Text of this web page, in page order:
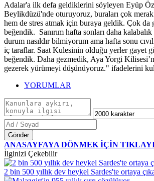
Adalar'a ilk defa geldiklerini söyleyen Eyüp
Beylikdüzü'nde oturuyoruz, buraları çok
hem de stres atmak için buraya geldik. Çok da
beğendik. Sanırım hafta sonları daha
durum nasıldır bilmiyorum ama hafta sonu
iç taraflar. Saat Kulesinin olduğu yerler gayet
beğendik. Daha gezmedik, Aya Yorgi
gezerek yürümeyi düşünüyoruz." ifadelerini
YORUMLAR
Gönder
ANASAYFAYA DÖNMEK İÇİN
İlginizi Çekebilir
2 bin 500 yıllık dev heykel Sardes'te ortaya